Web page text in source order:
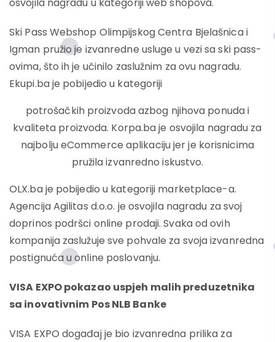
osvojila nagradu u kategoriji web shopova.
Ski Pass Webshop Olimpijskog Centra Bjelašnica i
Igman pružio je izvanredne usluge u vezi sa ski pass-
ovima, što ih je učinilo zaslužnim za ovu nagradu.
Ekupi.ba je pobijedio u kategoriji
potrošačkih proizvoda azbog njihova ponuda i
kvaliteta proizvoda. Korpa.ba je osvojila nagradu za
najbolju eCommerce aplikaciju jer je korisnicima
pružila izvanredno iskustvo.
OLX.ba je pobijedio u kategoriji marketplace-a.
Agencija Agilitas d.o.o. je osvojila nagradu za svoj
doprinos podršci online prodaji. Svaka od ovih
kompanija zaslužuje sve pohvale za svoja izvanredna
postignuća u online poslovanju.
VISA EXPO pokazao uspjeh malih preduzetnika
sa inovativnim Pos NLB Banke
VISA EXPO događaj je bio izvanredna prilika za